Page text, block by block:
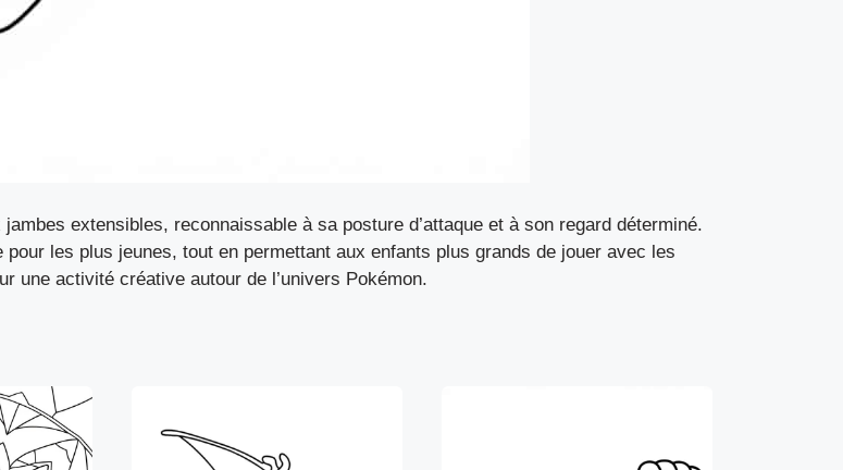
extensibles, reconnaissable à sa posture d’attaque et à son regard déterminé.
les plus jeunes, tout en permettant aux enfants plus grands de jouer avec les
une activité créative autour de l’univers Pokémon.